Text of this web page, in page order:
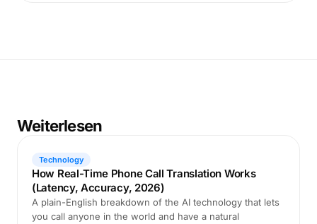
Weiterlesen
Technology
How Real-Time Phone Call Translation Works
(Latency, Accuracy, 2026)
A plain-English breakdown of the AI technology that lets
you call anyone in the world and have a natural